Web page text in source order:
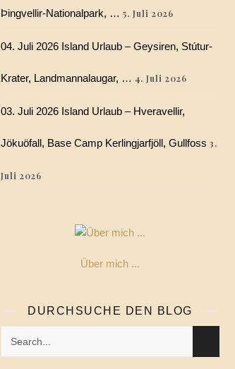
Þingvellir-Nationalpark, … 5. Juli 2026
04. Juli 2026 Island Urlaub – Geysiren, Stútur-
Krater, Landmannalaugar, … 4. Juli 2026
03. Juli 2026 Island Urlaub – Hveravellir,
Jökuöfall, Base Camp Kerlingjarfjöll, Gullfoss 3.
Juli 2026
Über mich ...
DURCHSUCHE DEN BLOG